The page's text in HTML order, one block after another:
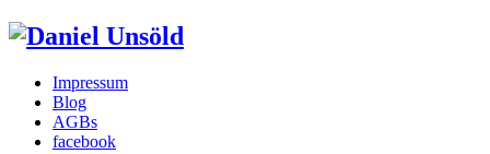
Impressum
Blog
AGBs
facebook